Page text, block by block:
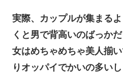
実際、カップルが集まる
くと男で背高いのばっか
女はめちゃめちゃ美人揃
りオッパイでかいの多いし